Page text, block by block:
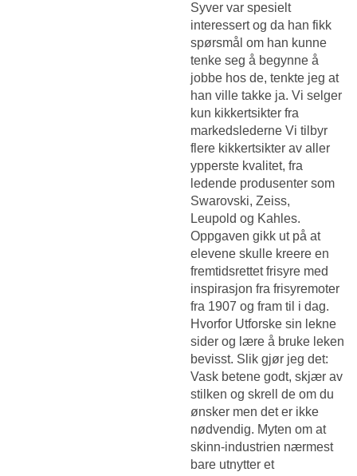
Syver var spesielt
interessert og da han fikk
spørsmål om han kunne
tenke seg å begynne å
jobbe hos de, tenkte jeg at
han ville takke ja. Vi selger
kun kikkertsikter fra
markedslederne Vi tilbyr
flere kikkertsikter av aller
ypperste kvalitet, fra
ledende produsenter som
Swarovski, Zeiss,
Leupold og Kahles.
Oppgaven gikk ut på at
elevene skulle kreere en
fremtidsrettet frisyre med
inspirasjon fra frisyremoter
fra 1907 og fram til i dag.
Hvorfor Utforske sin lekne
sider og lære å bruke leken
bevisst. Slik gjør jeg det:
Vask betene godt, skjær av
stilken og skrell de om du
ønsker men det er ikke
nødvendig. Myten om at
skinn-industrien nærmest
bare utnytter et